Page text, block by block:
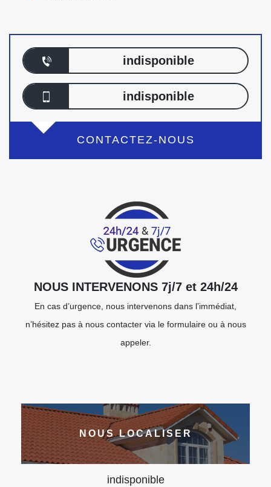
indisponible
indisponible
CONTACTEZ-NOUS
NOUS INTERVENONS 7j/7 et 24h/24
En cas d’urgence, nous intervenons dans l’immédiat,
n’hésitez pas à nous contacter via le formulaire ou à nous
appeler.
NOUS LOCALISER
indisponible